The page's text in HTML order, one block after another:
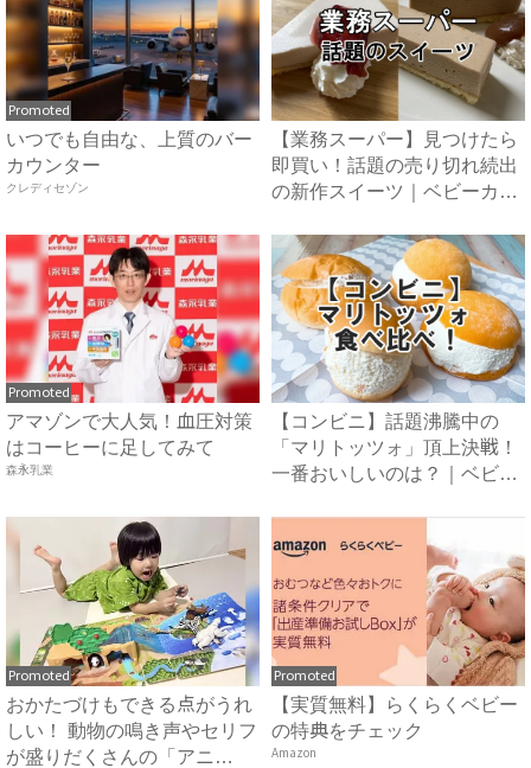
Promoted
いつでも自由な、上質のバー
カウンター
クレディセゾン
【業務スーパー】見つけたら
即買い！話題の売り切れ続出
の新作スイーツ｜ベビーカレ
Promoted
アマゾンで大人気！血圧対策
はコーヒーに足してみて
森永乳業
【コンビニ】話題沸騰中の
「マリトッツォ」頂上決戦！
一番おいしいのは？｜ベビー
Promoted
おかたづけもできる点がうれ
しい！ 動物の鳴き声やセリフ
が盛りだくさんの「アニ
Promoted
【実質無料】らくらくベビー
の特典をチェック
Amazon